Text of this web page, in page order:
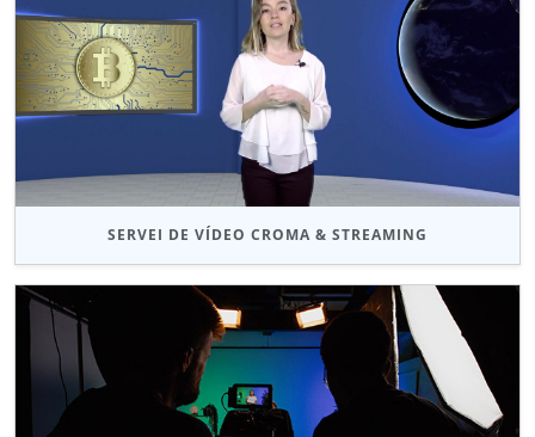
SERVEI DE VÍDEO CROMA & STREAMING